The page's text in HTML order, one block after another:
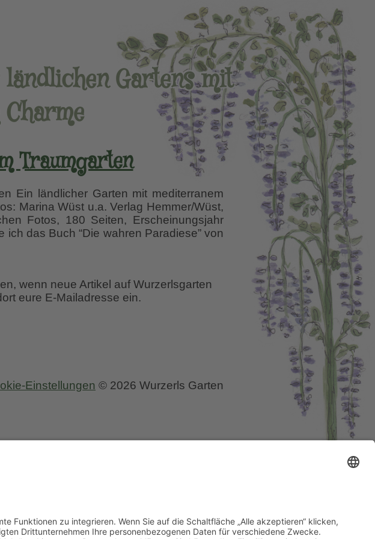
Gartens mit
Traumgarten
Ein ländlicher Garten mit mediterranem
Marina Wüst u.a. Verlag Hemmer/Wüst,
Fotos, 180 Seiten, Erscheinungsjahr
das Buch “Die wahren Paradiese” von
wenn neue Artikel auf Wurzerlsgarten
eure E-Mailadresse ein.
Einstellungen © 2026 Wurzerls Garten